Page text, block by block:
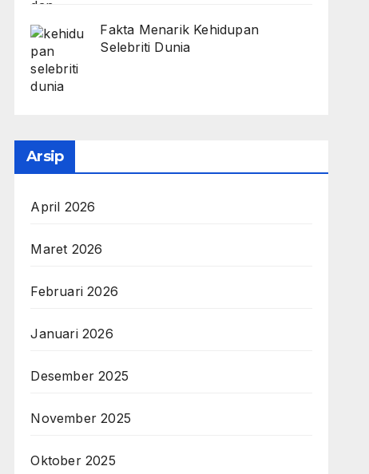
Fakta Menarik Kehidupan
Selebriti Dunia
Arsip
April 2026
Maret 2026
Februari 2026
Januari 2026
Desember 2025
November 2025
Oktober 2025